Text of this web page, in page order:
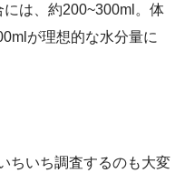
は、約200~300ml。体
が理想的な水分量に
ちいち調査するのも大変